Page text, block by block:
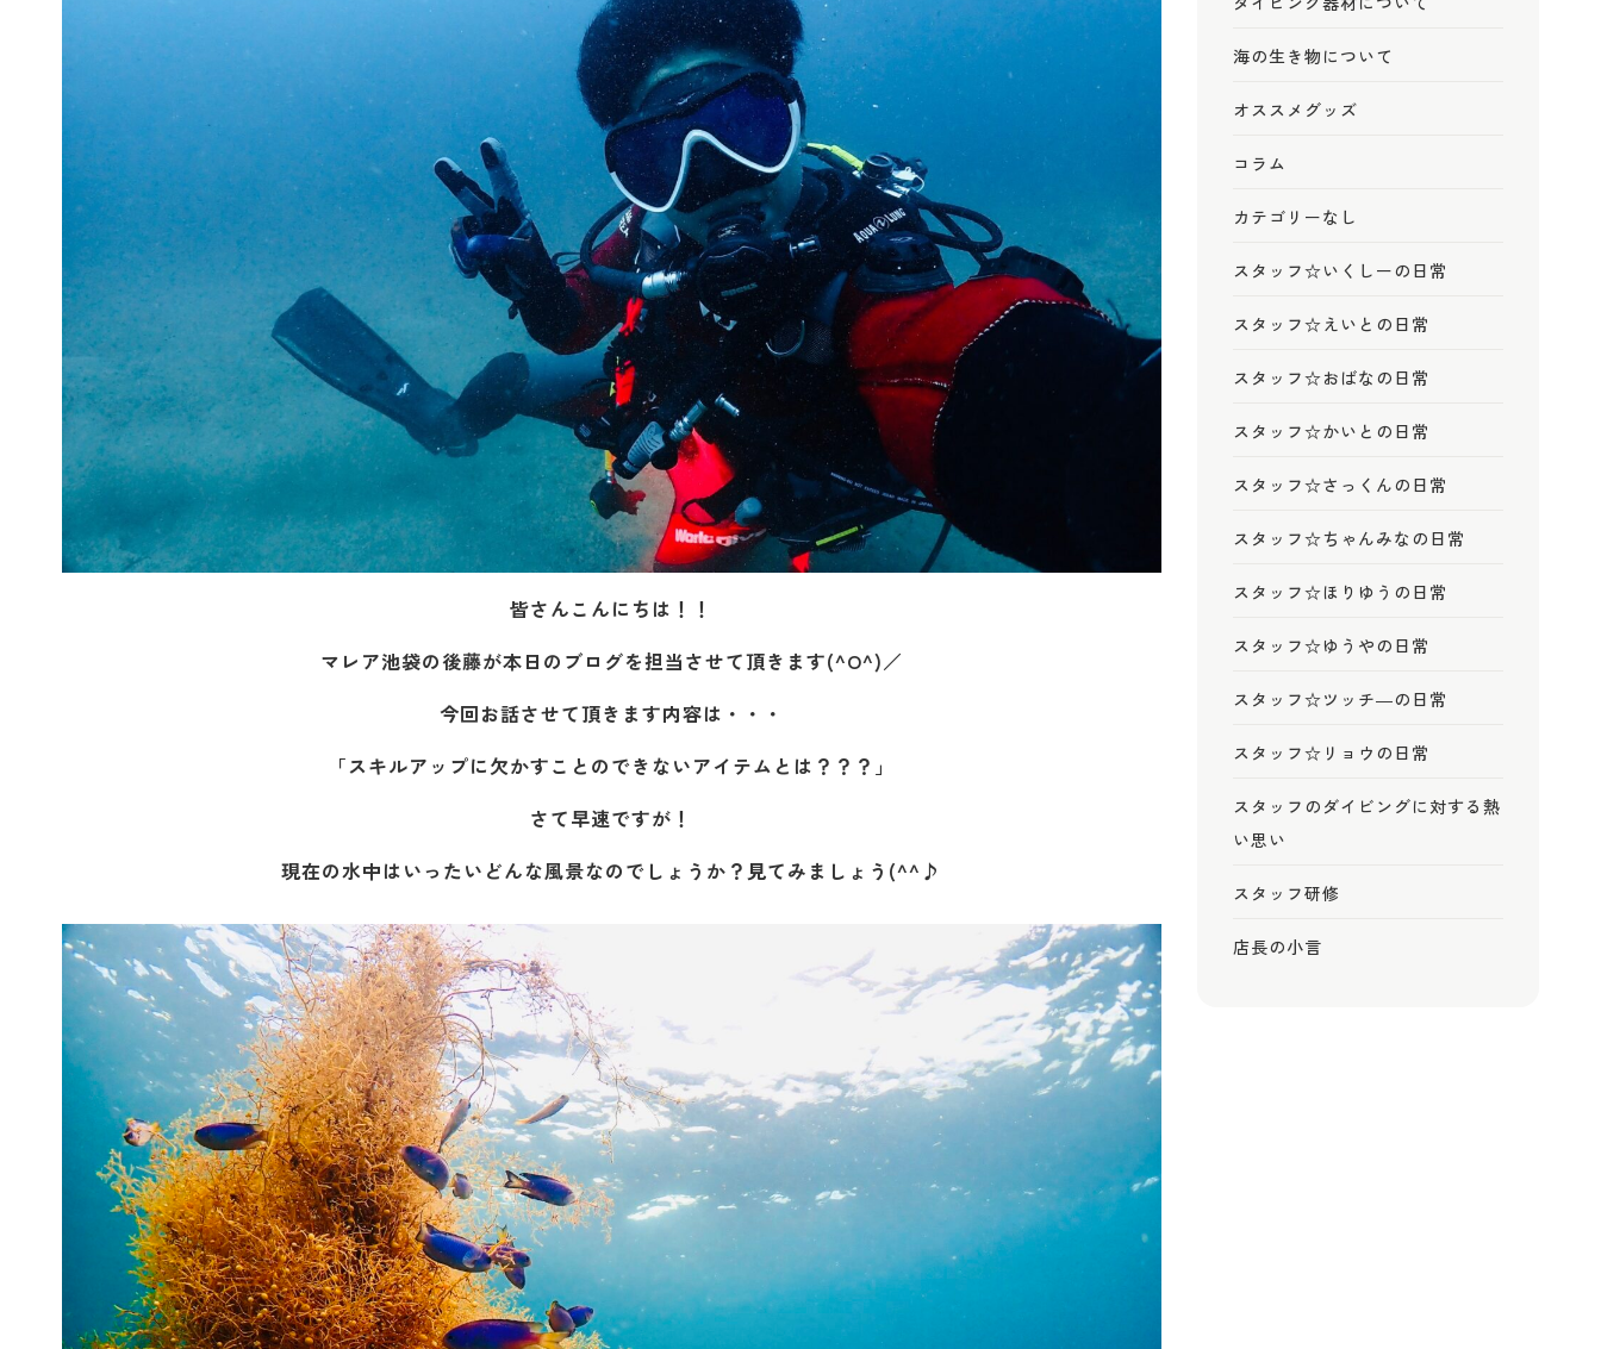
皆さんこんにちは！！
マレア池袋の後藤が本日のブログを担当させて頂きます(^O^)／
今回お話させて頂きます内容は・・・
「スキルアップに欠かすことのできないアイテムとは？？？」
さて早速ですが！
現在の水中はいったいどんな風景なのでしょうか？見てみましょう(^^♪
海の生き物について
オススメグッズ
コラム
カテゴリーなし
スタッフ☆いくしーの日常
スタッフ☆えいとの日常
スタッフ☆おばなの日常
スタッフ☆かいとの日常
スタッフ☆さっくんの日常
スタッフ☆ちゃんみなの日常
スタッフ☆ほりゆうの日常
スタッフ☆ゆうやの日常
スタッフ☆ツッチ―の日常
スタッフ☆リョウの日常
スタッフのダイビングに対する熱
い思い
スタッフ研修
店長の小言